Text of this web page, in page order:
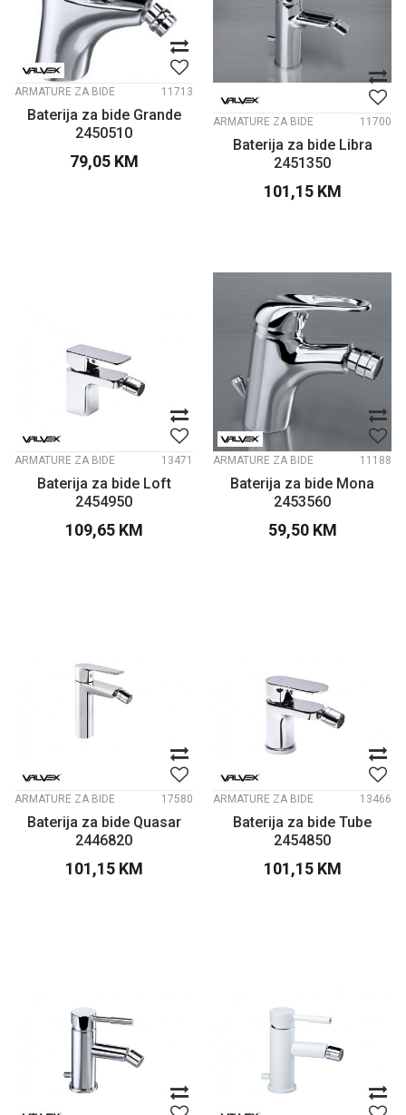
ARMATURE ZA BIDE 11713
Baterija za bide Grande
2450510
79,05 KM
ARMATURE ZA BIDE 11700
Baterija za bide Libra
2451350
101,15 KM
ARMATURE ZA BIDE 13471
Baterija za bide Loft
2454950
109,65 KM
ARMATURE ZA BIDE 11188
Baterija za bide Mona
2453560
59,50 KM
ARMATURE ZA BIDE 17580
Baterija za bide Quasar
2446820
101,15 KM
ARMATURE ZA BIDE 13466
Baterija za bide Tube
2454850
101,15 KM